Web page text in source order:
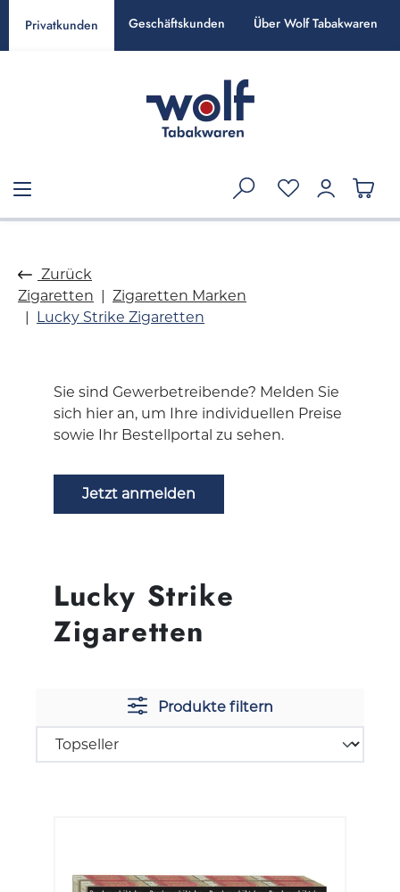
springen
Privatkunden Geschäftskunden Über Wolf Tabakwaren
Zurück
Zigaretten
Zigaretten Marken
Lucky Strike Zigaretten
Lucky Strike
Zigaretten
Sie sind Gewerbetreibende? Melden Sie
sich hier an, um Ihre individuellen Preise
sowie Ihr Bestellportal zu sehen.
Jetzt anmelden
Produkte filtern